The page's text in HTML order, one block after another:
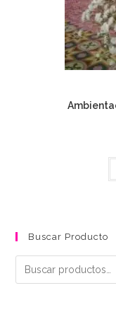
Buscar Producto